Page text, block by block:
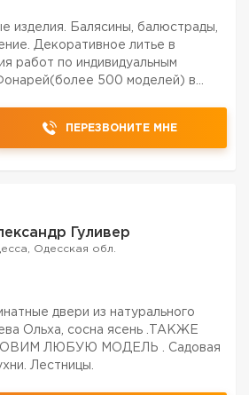
изделия. Балясины, балюстрады,
Декоративное литье в
работ по индивидуальным
500 моделей) в
ПЕРЕЗВОНИТЕ МНЕ
Гуливер
Одесская обл.
двери из натурального
Ольха, сосна ясень .ТАКЖЕ
ЛЮБУЮ МОДЕЛЬ . Садовая
Лестницы.